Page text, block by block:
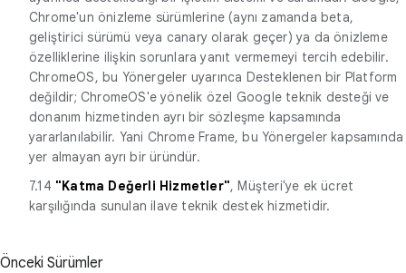
Chrome'un önizleme sürümlerine (aynı zamanda beta,
geliştirici sürümü veya canary olarak geçer) ya da önizleme
özelliklerine ilişkin sorunlara yanıt vermemeyi tercih edebilir.
ChromeOS, bu Yönergeler uyarınca Desteklenen bir Platform
değildir; ChromeOS'e yönelik özel Google teknik desteği ve
donanım hizmetinden ayrı bir sözleşme kapsamında
yararlanılabilir. Yani Chrome Frame, bu Yönergeler kapsamında
yer almayan ayrı bir üründür.
7.14 "Katma Değerli Hizmetler", Müşteri'ye ek ücret
karşılığında sunulan ilave teknik destek hizmetidir.
Önceki Sürümler